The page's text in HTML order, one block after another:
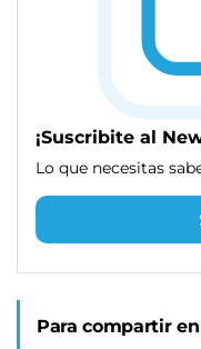
¡Suscribite al
Lo que necesitas
Para compartir